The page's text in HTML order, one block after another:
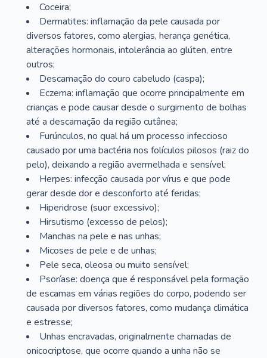
Coceira;
Dermatites: inflamação da pele causada por
diversos fatores, como alergias, herança genética,
alterações hormonais, intolerância ao glúten, entre
outros;
Descamação do couro cabeludo (caspa);
Eczema: inflamação que ocorre principalmente em
crianças e pode causar desde o surgimento de bolhas
até a descamação da região cutânea;
Furúnculos, no qual há um processo infeccioso
causado por uma bactéria nos folículos pilosos (raiz do
pelo), deixando a região avermelhada e sensível;
Herpes: infecção causada por vírus e que pode
gerar desde dor e desconforto até feridas;
Hiperidrose (suor excessivo);
Hirsutismo (excesso de pelos);
Manchas na pele e nas unhas;
Micoses de pele e de unhas;
Pele seca, oleosa ou muito sensível;
Psoríase: doença que é responsável pela formação
de escamas em várias regiões do corpo, podendo ser
causada por diversos fatores, como mudança climática
e estresse;
Unhas encravadas, originalmente chamadas de
onicocriptose, que ocorre quando a unha não se